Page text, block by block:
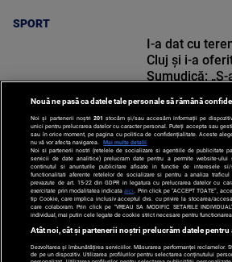
SPORT
SPORT
I-a dat cu
Cluj și i-a
Șumudică:
Nouă ne pasă ca datele tale personale să rămână
Noi și partenerii noștri 201 stocăm și/sau accesăm informații pe
unici pentru prelucrarea datelor cu caracter personal. Puteți accepta sau
sau în orice moment, pe pagina cu politica de confidențialitate. Aceste
nu vă vor afecta navigarea.
Mai multe detalii
Noi si partenerii nostri (retelele de socializare si agentiile de publicitate
servicii de date analitice) prelucram date pentru a permite website-ului
continutul si anunturile publicitare afisate in functie de interesele
functionalitati aferente retelelor de socializare si pentru a analiza
prevazute de art. 15-22 din GDPR in legatura cu prelucrarea datelor cu
exercitate prin modalitatea indicataaici . Prin click pe “ACCEPT TOATE”,
tip Cookie, care implica inclusiv acceptul dvs. cu privire la stocarea/
care colaboram. Prin click pe “VREAU SA MODIFIC SETARILE
individual, mai putin cele legate de cookie strict necesare pentru
Atât noi, cât și partenerii noștri prelucrăm datele pentru
Dezvoltarea și îmbunătățirea serviciilor. Măsurarea performanței reclamelor.
de pe un dispozitiv. Utilizarea profilurilor pentru selectarea conținutului